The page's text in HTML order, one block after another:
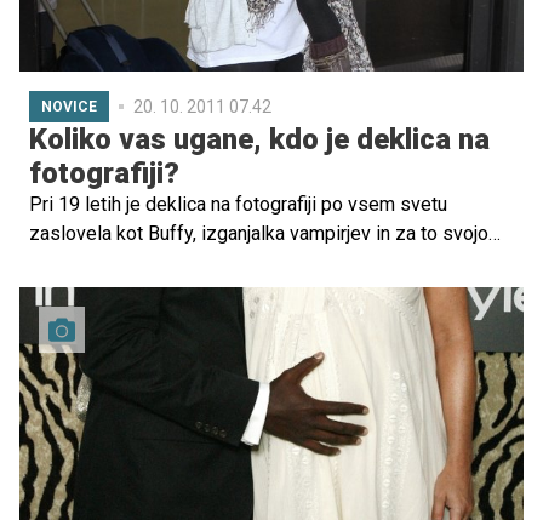
NOVICE 20. 10. 2011 07.42
Koliko vas ugane, kdo je deklica na
fotografiji?
Pri 19 letih je deklica na fotografiji po vsem svetu
zaslovela kot Buffy, izganjalka vampirjev in za to svojo